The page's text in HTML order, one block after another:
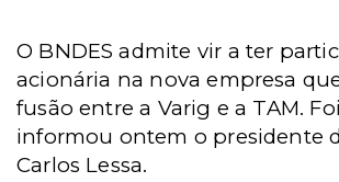
O BNDES admite vir a ter
acionária na nova empresa
fusão entre a Varig e a TAM.
informou ontem o presidente
Carlos Lessa.